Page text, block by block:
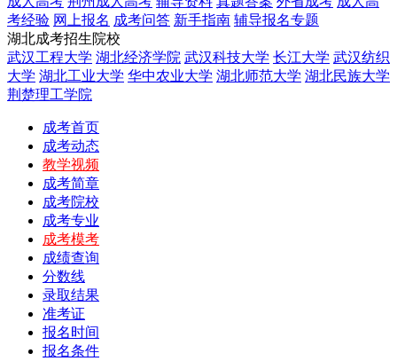
考经验 网上报名 成考问答 新手指南 辅导报名专题
湖北成考招生院校
武汉工程大学 湖北经济学院 武汉科技大学 长江大学 武汉纺织
大学 湖北工业大学 华中农业大学 湖北师范大学 湖北民族大学
荆楚理工学院
成考首页
成考动态
教学视频
成考简章
成考院校
成考专业
成考模考
成绩查询
分数线
录取结果
准考证
报名时间
报名条件